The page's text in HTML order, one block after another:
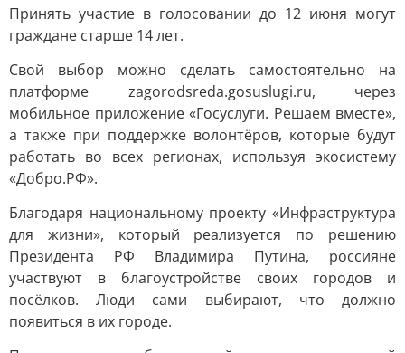
Принять участие в голосовании до 12 июня могут
граждане старше 14 лет.
Свой выбор можно сделать самостоятельно на
платформе zagorodsreda.gosuslugi.ru, через
мобильное приложение «Госуслуги. Решаем вместе»,
а также при поддержке волонтёров, которые будут
работать во всех регионах, используя экосистему
«Добро.РФ».
Благодаря национальному проекту «Инфраструктура
для жизни», который реализуется по решению
Президента РФ Владимира Путина, россияне
участвуют в благоустройстве своих городов и
посёлков. Люди сами выбирают, что должно
появиться в их городе.